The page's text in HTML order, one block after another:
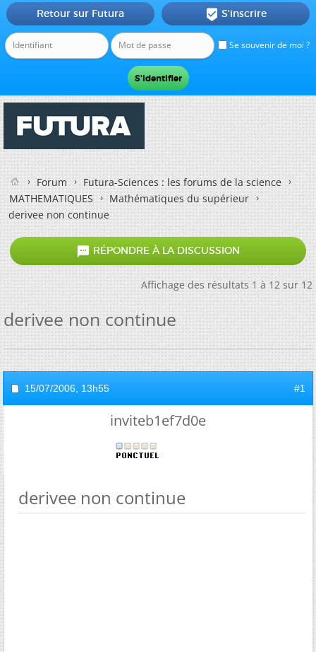
Se souvenir de moi ?
Retour sur Futura  S'inscrire
Forum
Futura-Sciences : les forums de la science
MATHEMATIQUES
Mathématiques du supérieur
derivee non continue
 RÉPONDRE À LA DISCUSSION
Affichage des résultats 1 à 12 sur 12
derivee non continue
15/07/2006, 13h55 #1
inviteb1ef7d0e
derivee non continue